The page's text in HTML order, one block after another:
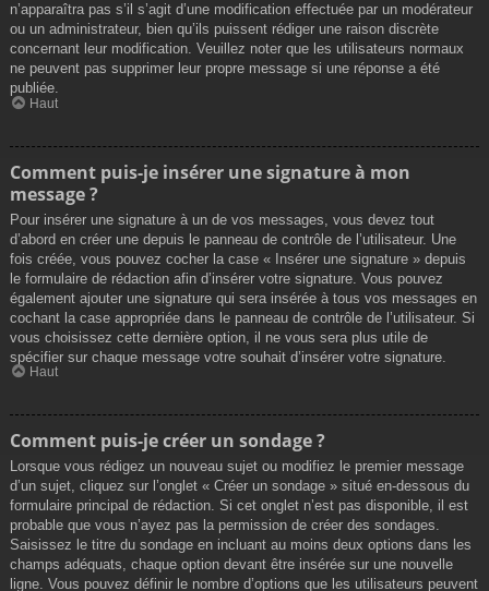
n’apparaîtra pas s’il s’agit d’une modification effectuée par un modérateur
ou un administrateur, bien qu’ils puissent rédiger une raison discrète
concernant leur modification. Veuillez noter que les utilisateurs normaux
ne peuvent pas supprimer leur propre message si une réponse a été
publiée.
Haut
Comment puis-je insérer une signature à mon
message ?
Pour insérer une signature à un de vos messages, vous devez tout
d’abord en créer une depuis le panneau de contrôle de l’utilisateur. Une
fois créée, vous pouvez cocher la case « Insérer une signature » depuis
le formulaire de rédaction afin d’insérer votre signature. Vous pouvez
également ajouter une signature qui sera insérée à tous vos messages en
cochant la case appropriée dans le panneau de contrôle de l’utilisateur. Si
vous choisissez cette dernière option, il ne vous sera plus utile de
spécifier sur chaque message votre souhait d’insérer votre signature.
Haut
Comment puis-je créer un sondage ?
Lorsque vous rédigez un nouveau sujet ou modifiez le premier message
d’un sujet, cliquez sur l’onglet « Créer un sondage » situé en-dessous du
formulaire principal de rédaction. Si cet onglet n’est pas disponible, il est
probable que vous n’ayez pas la permission de créer des sondages.
Saisissez le titre du sondage en incluant au moins deux options dans les
champs adéquats, chaque option devant être insérée sur une nouvelle
ligne. Vous pouvez définir le nombre d’options que les utilisateurs peuvent